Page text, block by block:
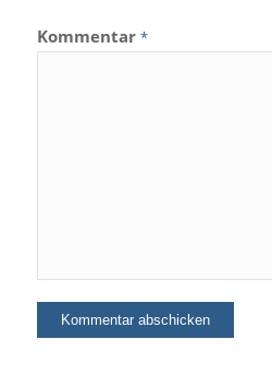
Kommentar *